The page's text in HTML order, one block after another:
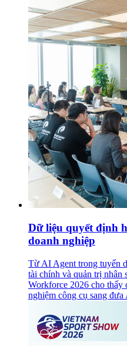
Dữ liệu quyết định
doanh nghiệp
Từ AI Agent trong tuyển
tài chính và quản trị nhân
Workforce 2026 cho thấy
nghiệm công cụ sang